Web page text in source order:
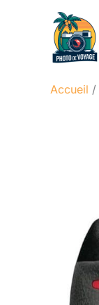
Accueil